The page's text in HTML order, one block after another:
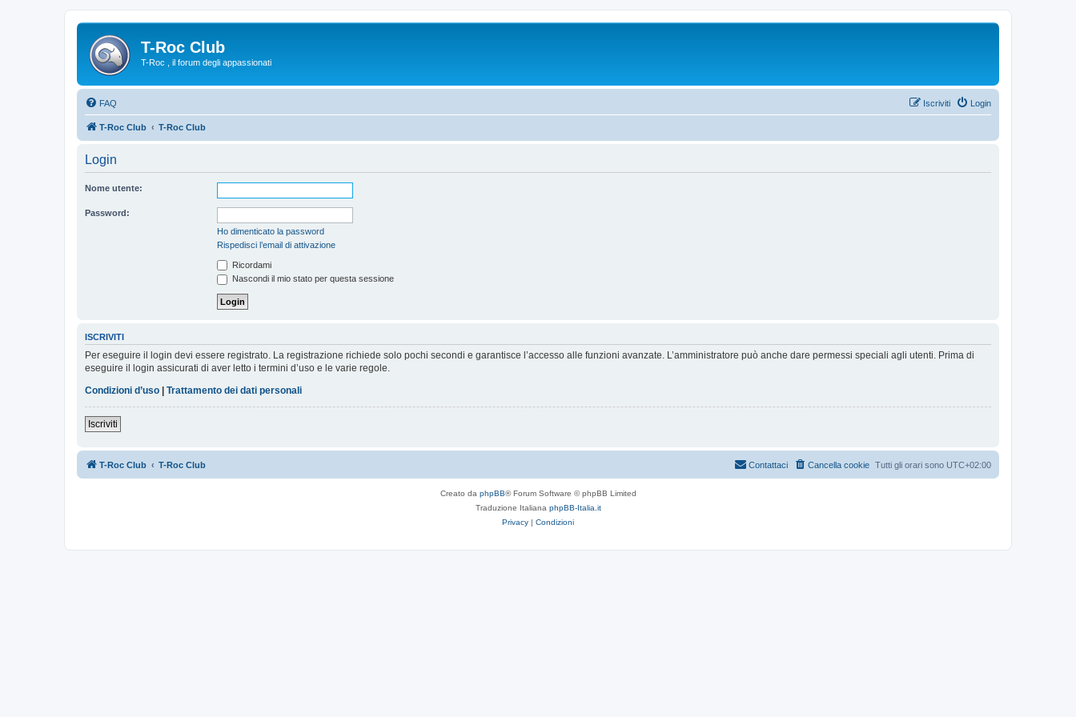
T-Roc Club
T-Roc , il forum degli appassionati
FAQ Login
Iscriviti
T-Roc Club T-Roc Club
Login
Nome utente:
Password:
Ho dimenticato la password
Rispedisci l’email di attivazione
Ricordami
Nascondi il mio stato per questa sessione
ISCRIVITI
Per eseguire il login devi essere registrato. La registrazione richiede solo pochi secondi e garantisce l’accesso alle funzioni avanzate. L’amministratore può anche dare permessi speciali agli utenti. Prima di
eseguire il login assicurati di aver letto i termini d’uso e le varie regole.
Condizioni d’uso
Trattamento dei dati personali
Iscriviti
T-Roc Club T-Roc Club Tutti gli orari sono UTC+02:00
Cancella cookie
Contattaci
Creato da phpBB® Forum Software © phpBB Limited
Traduzione Italiana phpBB-Italia.it
Privacy | Condizioni